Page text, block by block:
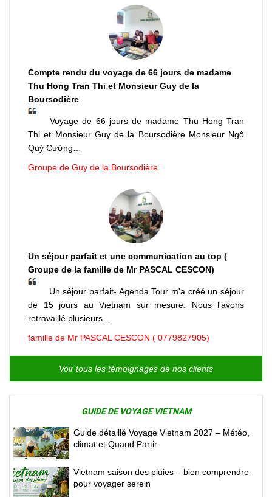
Compte rendu du voyage de 66 jours de madame
Thu Hong Tran Thi et Monsieur Guy de la
Boursodière
Voyage de 66 jours de madame Thu Hong Tran
Thi et Monsieur Guy de la Boursodière Monsieur Ngô
Quý Cường…
Groupe de Guy de la Boursodière
Un séjour parfait et une communication au top (
Groupe de la famille de Mr PASCAL CESCON)
Un séjour parfait- Agenda Tour m'a créé un séjour
de 15 jours au Vietnam sur mesure. Nous l'avons
retravaillé plusieurs…
famille de Mr PASCAL CESCON ( 0779827905)
Voir tous les témoignages de nos clients
GUIDE DE VOYAGE VIETNAM
Guide détaillé Voyage Vietnam 2027 – Météo,
climat et Quand Partir
Vietnam saison des pluies – bien comprendre
pour voyager serein